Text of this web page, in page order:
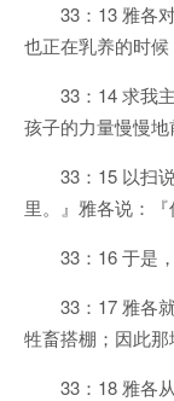
33：13 雅各
也正在乳养的时候
33：14 求我
孩子的力量慢慢地
33：15 以扫
里。』雅各说：
33：16 于是
33：17 雅各
牲畜搭棚；因此那
33：18 雅各